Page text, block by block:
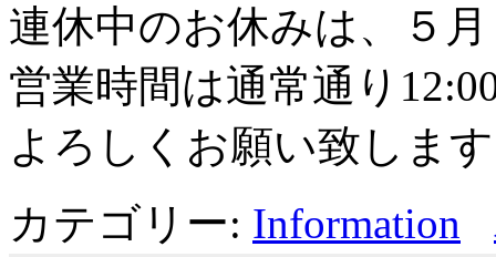
連休中のお休みは、５
営業時間は通常通り
よろしくお願い致しま
カテゴリー: Information